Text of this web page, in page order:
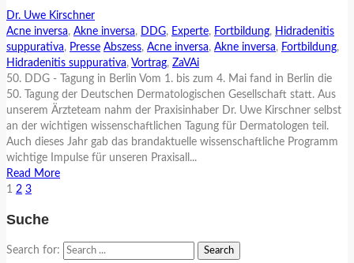
Dr. Uwe Kirschner
Acne inversa, Akne inversa, DDG, Experte, Fortbildung, Hidradenitis
suppurativa, Presse Abszess, Acne inversa, Akne inversa, Fortbildung,
Hidradenitis suppurativa, Vortrag, ZaVAi
50. DDG - Tagung in Berlin Vom 1. bis zum 4. Mai fand in Berlin die
50. Tagung der Deutschen Dermatologischen Gesellschaft statt. Aus
unserem Ärzteteam nahm der Praxisinhaber Dr. Uwe Kirschner selbst
an der wichtigen wissenschaftlichen Tagung für Dermatologen teil.
Auch dieses Jahr gab das brandaktuelle wissenschaftliche Programm
wichtige Impulse für unseren Praxisall...
Read More
1 2 3
Suche
Search for: